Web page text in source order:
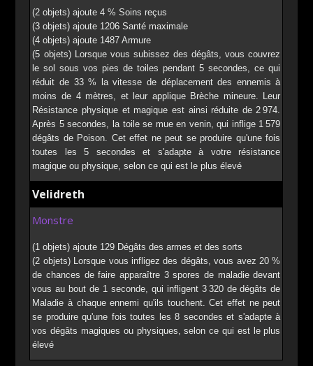
(2 objets) ajoute 4 % Soins reçus
(3 objets) ajoute 1206 Santé maximale
(4 objets) ajoute 1487 Armure
(5 objets) Lorsque vous subissez des dégâts, vous couvrez
le sol sous vos pies de toiles pendant 5 secondes, ce qui
réduit de 33 % la vitesse de déplacement des ennemis à
moins de 4 mètres, et leur applique Brèche mineure. Leur
Résistance physique et magique est ainsi réduite de 2 974.
Après 5 secondes, la toile se mue en venin, qui inflige 1 579
dégâts de Poison. Cet effet ne peut se produire qu'une fois
toutes les 5 secondes et s'adapte à votre résistance
magique ou physique, selon ce qui est le plus élevé
Velidreth
Monstre
(1 objets) ajoute 129 Dégâts des armes et des sorts
(2 objets) Lorsque vous infligez des dégâts, vous avez 20 %
de chances de faire apparaître 3 spores de maladie devant
vous au bout de 1 seconde, qui infligent 3 320 de dégâts de
Maladie à chaque ennemi qu'ils touchent. Cet effet ne peut
se produire qu'une fois toutes les 8 secondes et s'adapte à
vos dégâts magiques ou physiques, selon ce qui est le plus
élevé